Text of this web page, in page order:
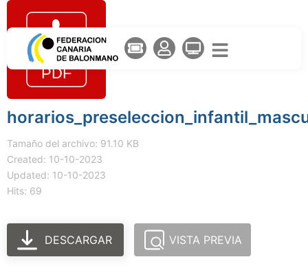
Tamaño del archivo: 91.10 KB
Created: 10-10-2023
Updated: 10-10-2023
Hits: 69
DESCARGAR VISTA PREVIA